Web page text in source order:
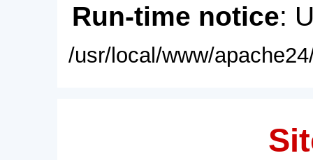
Run-time notice:
/usr/local/www/